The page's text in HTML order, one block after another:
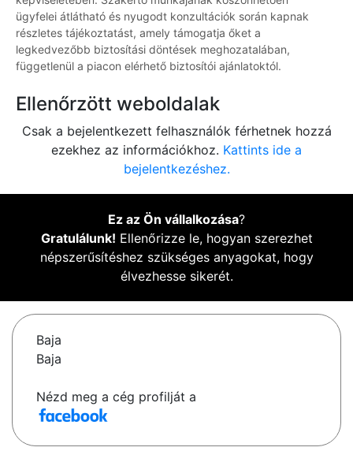
ügyfelei átlátható és nyugodt konzultációk során kapnak
részletes tájékoztatást, amely támogatja őket a
legkedvezőbb biztosítási döntések meghozatalában,
függetlenül a piacon elérhető biztosítói ajánlatoktól.
Ellenőrzött weboldalak
Csak a bejelentkezett felhasználók férhetnek hozzá
ezekhez az információkhoz. Kattints ide a
bejelentkezéshez.
Ez az Ön vállalkozása?
Gratulálunk! Ellenőrizze le, hogyan szerezhet
népszerűsítéshez szükséges anyagokat, hogy
élvezhesse sikerét.
Baja
Baja
Nézd meg a cég profilját a